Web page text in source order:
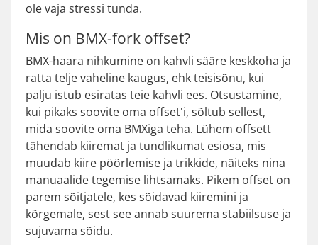
ole vaja stressi tunda.
Mis on BMX-fork offset?
BMX-haara nihkumine on kahvli sääre keskkoha ja
ratta telje vaheline kaugus, ehk teisisõnu, kui
palju istub esiratas teie kahvli ees. Otsustamine,
kui pikaks soovite oma offset'i, sõltub sellest,
mida soovite oma BMXiga teha. Lühem offsett
tähendab kiiremat ja tundlikumat esiosa, mis
muudab kiire pöörlemise ja trikkide, näiteks nina
manuaalide tegemise lihtsamaks. Pikem offset on
parem sõitjatele, kes sõidavad kiiremini ja
kõrgemale, sest see annab suurema stabiilsuse ja
sujuvama sõidu.